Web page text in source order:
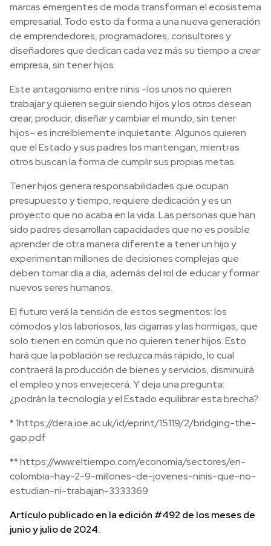
marcas emergentes de moda transforman el ecosistema
empresarial. Todo esto da forma a una nueva generación
de emprendedores, programadores, consultores y
diseñadores que dedican cada vez más su tiempo a crear
empresa, sin tener hijos.
Este antagonismo entre ninis –los unos no quieren
trabajar y quieren seguir siendo hijos y los otros desean
crear, producir, diseñar y cambiar el mundo, sin tener
hijos– es increíblemente inquietante. Algunos quieren
que el Estado y sus padres los mantengan, mientras
otros buscan la forma de cumplir sus propias metas.
Tener hijos genera responsabilidades que ocupan
presupuesto y tiempo, requiere dedicación y es un
proyecto que no acaba en la vida. Las personas que han
sido padres desarrollan capacidades que no es posible
aprender de otra manera diferente a tener un hijo y
experimentan millones de decisiones complejas que
deben tomar día a día, además del rol de educar y formar
nuevos seres humanos.
El futuro verá la tensión de estos segmentos: los
cómodos y los laboriosos, las cigarras y las hormigas, que
solo tienen en común que no quieren tener hijos. Esto
hará que la población se reduzca más rápido, lo cual
contraerá la producción de bienes y servicios, disminuirá
el empleo y nos envejecerá. Y deja una pregunta:
¿podrán la tecnología y el Estado equilibrar esta brecha?
* 1https://dera.ioe.ac.uk/id/eprint/15119/2/bridging-the-
gap.pdf
** https://www.eltiempo.com/economia/sectores/en-
colombia-hay-2-9-millones-de-jovenes-ninis-que-no-
estudian-ni-trabajan-3333369
Artículo publicado en la edición #492 de los meses de
junio y julio de 2024.